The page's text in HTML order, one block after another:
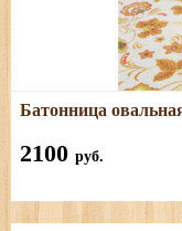
Размеры: длина -
Батонница
2100 руб.